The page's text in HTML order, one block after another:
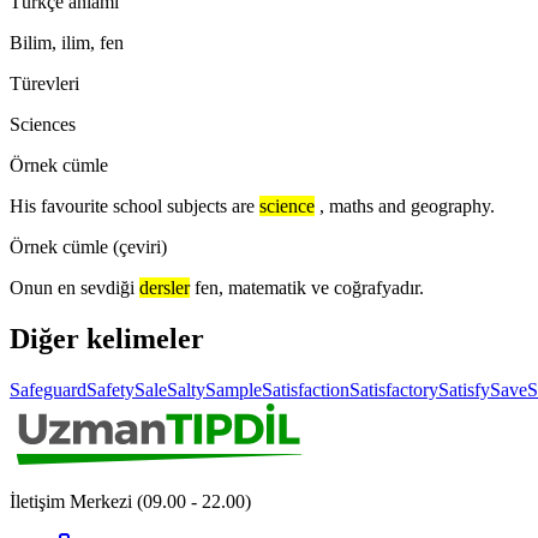
Bilim, ilim, fen
Türevleri
Sciences
Örnek cümle
His favourite school subjects are science , maths and geography.
Örnek cümle (çeviri)
Onun en sevdiği dersler fen, matematik ve coğrafyadır.
Diğer kelimeler
SafeguardSafetySaleSaltySampleSatisfactionSatisfactorySatisfySave
İletişim Merkezi (09.00 - 22.00)